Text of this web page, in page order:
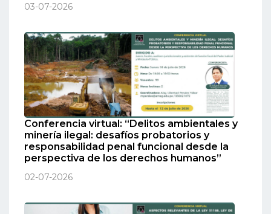
03-07-2026
Conferencia virtual: “Delitos ambientales y
minería ilegal: desafíos probatorios y
responsabilidad penal funcional desde la
perspectiva de los derechos humanos”
02-07-2026